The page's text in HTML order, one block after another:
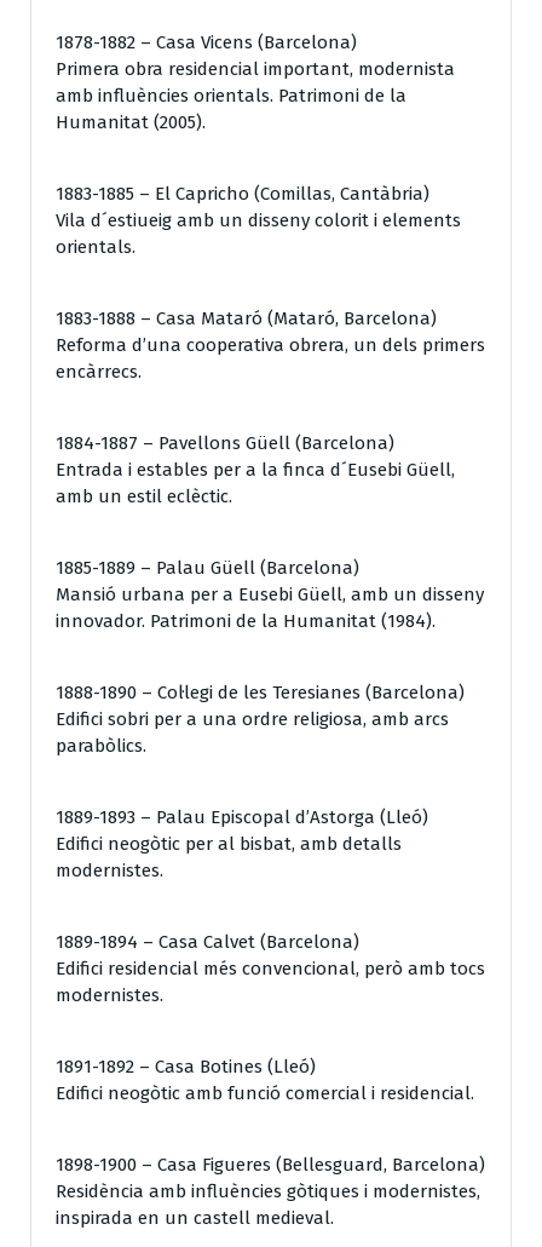
1878-1882 – Casa Vicens (Barcelona)
Primera obra residencial important, modernista
amb influències orientals. Patrimoni de la
Humanitat (2005).
1883-1885 – El Capricho (Comillas, Cantàbria)
Vila d´estiueig amb un disseny colorit i elements
orientals.
1883-1888 – Casa Mataró (Mataró, Barcelona)
Reforma d’una cooperativa obrera, un dels primers
encàrrecs.
1884-1887 – Pavellons Güell (Barcelona)
Entrada i estables per a la finca d´Eusebi Güell,
amb un estil eclèctic.
1885-1889 – Palau Güell (Barcelona)
Mansió urbana per a Eusebi Güell, amb un disseny
innovador. Patrimoni de la Humanitat (1984).
1888-1890 – Col·legi de les Teresianes (Barcelona)
Edifici sobri per a una ordre religiosa, amb arcs
parabòlics.
1889-1893 – Palau Episcopal d’Astorga (Lleó)
Edifici neogòtic per al bisbat, amb detalls
modernistes.
1889-1894 – Casa Calvet (Barcelona)
Edifici residencial més convencional, però amb tocs
modernistes.
1891-1892 – Casa Botines (Lleó)
Edifici neogòtic amb funció comercial i residencial.
1898-1900 – Casa Figueres (Bellesguard, Barcelona)
Residència amb influències gòtiques i modernistes,
inspirada en un castell medieval.